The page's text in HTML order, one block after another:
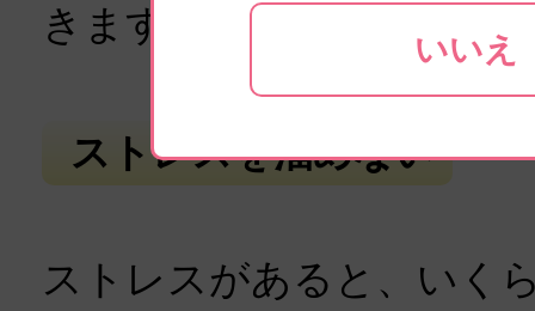
きます。
ストレスを溜めない
ストレスがあると、いく
いいえ